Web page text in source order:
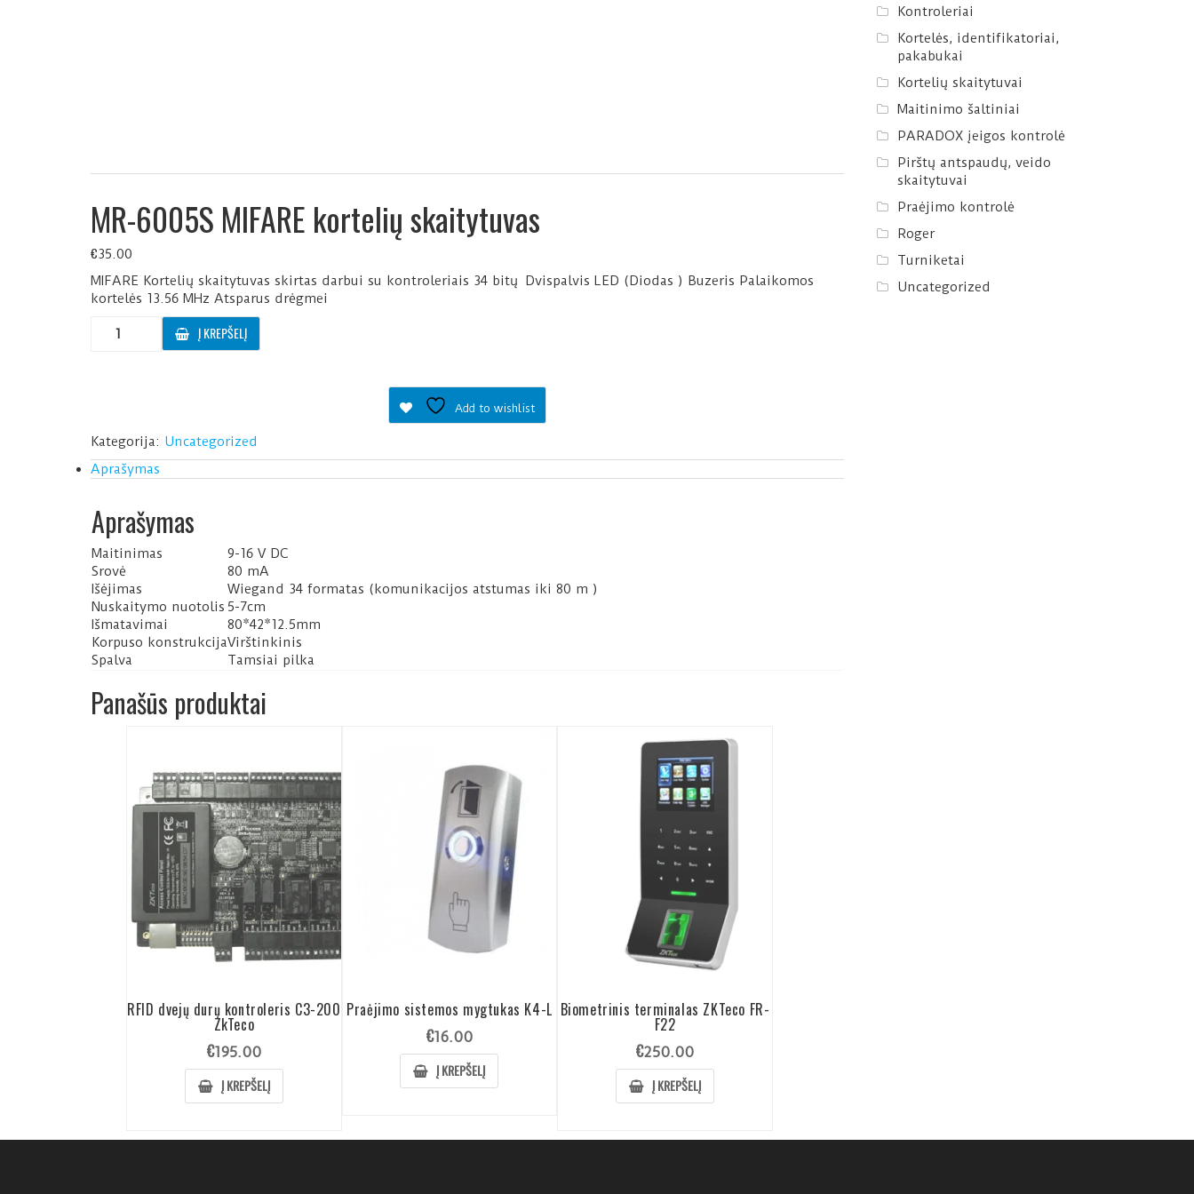
MR-6005S MIFARE kortelių skaitytuvas
€35.00
MIFARE Kortelių skaitytuvas skirtas darbui su kontroleriais 34 bitų Dvispalvis LED (Diodas ) Buzeris Palaikomos
kortelės 13.56 MHz Atsparus drėgmei
produkto
kiekis:
Į KREPŠELĮ
Add to wishlist
Kategorija: Uncategorized
Aprašymas
Aprašymas
Maitinimas
9-16 V DC
Srovė
80 mA
Išėjimas
Wiegand 34 formatas (komunikacijos atstumas iki 80 m )
Nuskaitymo nuotolis 5-7cm
Išmatavimai
80*42*12.5mm
Korpuso konstrukcijaVirštinkinis
Spalva
Tamsiai pilka
Panašūs produktai
RFID dvejų durų kontroleris C3-200
ZkTeco
€195.00
Į KREPŠELĮ
Praėjimo sistemos mygtukas K4-L
€16.00
Į KREPŠELĮ
Biometrinis terminalas ZKTeco FR-
F22
€250.00
Į KREPŠELĮ
Kontroleriai
Kortelės, identifikatoriai,
pakabukai
Kortelių skaitytuvai
Maitinimo šaltiniai
PARADOX įeigos kontrolė
Pirštų antspaudų, veido
skaitytuvai
Praėjimo kontrolė
Roger
Turniketai
Uncategorized